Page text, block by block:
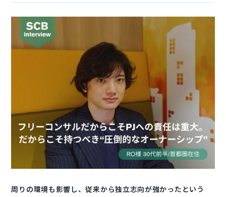
周りの環境も影響し、従来から独立志向が強かったという